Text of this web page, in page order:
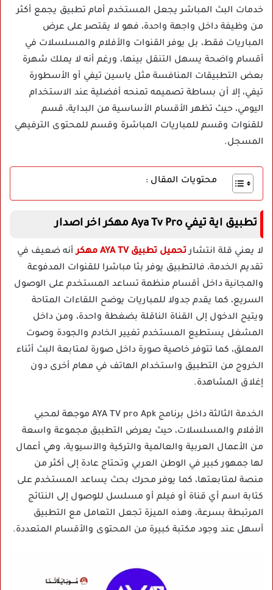
خدمات البث المباشر يجعل المستخدم أمام تطبيق يجمع أكثر
من وظيفة داخل واجهة واحدة، فهو لا يقتصر على عرض
المباريات فقط، بل يوفر القنوات والأفلام والمسلسلات في
أقسام واضحة يسهل التنقل بينها، ورغم أنه لا يملك شهرة
بعض التطبيقات المنافسة مثل ياسين تيفي أو الأسطورة
تيفي، إلا أن بساطة تصميمه تمنحه أفضلية عند الاستخدام
اليومي، حيث تظهر الأقسام الأساسية من البداية، قسم
للقنوات وقسم للمباريات المباشرة وقسم للمحتوى الترفيهي
المسجل.
محتويات المقال :
تطبيق اية تيفي Aya Tv Pro مهكر اخر اصدار
لا يعني قلة انتشارتحميل تطبيق AYA TV مهكر
أنه ضعيف في
تقديم الخدمة، فالتطبيق يوفر بثا مباشرا للقنوات المدفوعة
والمجانية داخل أقسام منظمة تساعد المستخدم على الوصول
السريع، كما يقدم جدولا للمباريات يوضح اللقاءات المتاحة
ويتيح الدخول إلى القناة الناقلة بضغطة واحدة، ومن داخل
المشغل يستطيع المستخدم تغيير الخادم والجودة وصوت
المعلق، كما تتوفر خاصية صورة داخل صورة لمتابعة البث أثناء
الخروج من التطبيق واستخدام الهاتف في مهام أخرى دون
إغلاق المشاهدة.
الخدمة الثالثة داخل برنامج AYA TV pro Apk موجهة لمحبي
الأفلام والمسلسلات، حيث يعرض التطبيق مجموعة واسعة
من الأعمال العربية والعالمية والتركية والآسيوية، وهي أعمال
لها جمهور كبير في الوطن العربي وتحتاج عادة إلى أكثر من
منصة لمتابعتها، كما يوفر محرك بحث يساعد المستخدم على
كتابة اسم أي قناة أو فيلم أو مسلسل للوصول إلى النتائج
المرتبطة بسرعة، وهذه الميزة تجعل التعامل مع التطبيق
أسهل عند وجود مكتبة كبيرة من المحتوى والأقسام المتعددة.